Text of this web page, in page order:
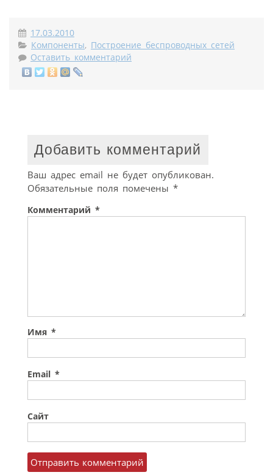
17.03.2010
Компоненты, Построение беспроводных сетей
Оставить комментарий
Добавить комментарий
Ваш адрес email не будет опубликован.
Обязательные поля помечены *
Комментарий *
Имя *
Email *
Сайт